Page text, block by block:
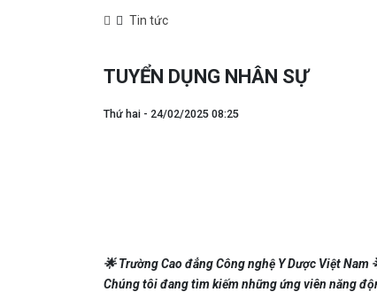
Tin tức
TUYỂN DỤNG NHÂN SỰ
Thứ hai - 24/02/2025 08:25
🌟 Trường Cao đẳng Công nghệ Y Dược Việt Nam
Chúng tôi đang tìm kiếm những ứng viên năng